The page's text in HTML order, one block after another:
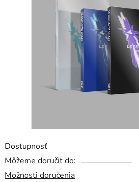
Dostupnosť
Môžeme doručiť do:
Možnosti doručenia